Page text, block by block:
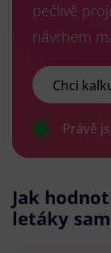
pečlivě
návrhem
Chci
Právě
Jak
letáky